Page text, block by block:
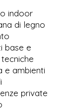
indoor
di legno
base e
e ambienti
private